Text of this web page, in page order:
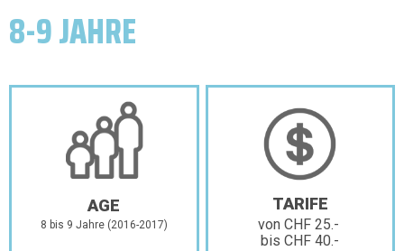
8-9 JAHRE
AGE
8 bis 9 Jahre (2016-2017)
TARIFE
von CHF 25.-
bis CHF 40.-